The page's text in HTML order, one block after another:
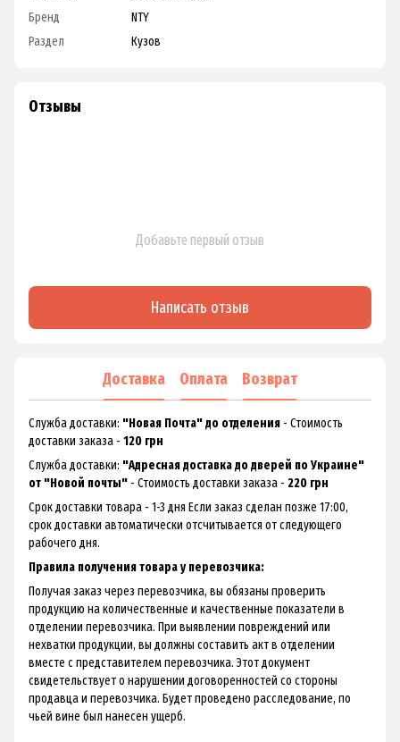
Бренд
NTY
Раздел
Кузов
Отзывы
Добавьте первый отзыв
Написать отзыв
Доставка Оплата Возврат
Служба доставки: "Новая Почта" до отделения - Стоимость
доставки заказа - 120 грн
Служба доставки: "Адресная доставка до дверей по Украине"
от "Новой почты" - Стоимость доставки заказа - 220 грн
Срок доставки товара - 1-3 дня Если заказ сделан позже 17:00,
срок доставки автоматически отсчитывается от следующего
рабочего дня.
Правила получения товара у перевозчика:
Получая заказ через перевозчика, вы обязаны проверить
продукцию на количественные и качественные показатели в
отделении перевозчика. При выявлении повреждений или
нехватки продукции, вы должны составить акт в отделении
вместе с представителем перевозчика. Этот документ
свидетельствует о нарушении договоренностей со стороны
продавца и перевозчика. Будет проведено расследование, по
чьей вине был нанесен ущерб.